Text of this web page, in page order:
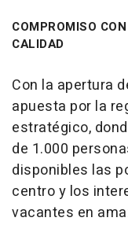
COMPROMISO
CALIDAD
Con la apertura
apuesta por la
estratégico,
de 1.000
disponibles las
centro y los
vacantes en